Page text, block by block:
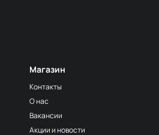
МП-20-309/1
МП-20-F206
МП-20-F321/1
Магазин
Контакты
О нас
Вакансии
Акции и новости